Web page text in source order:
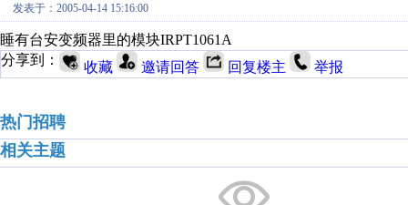
发表于：2005-04-14 15:16:00
睡有台安变频器里的模块IRPT1061A
分享到：
收藏 邀请回答 回复楼主 举报
热门招聘
相关主题